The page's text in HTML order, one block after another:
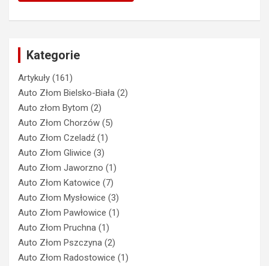
Kategorie
Artykuły (161)
Auto Złom Bielsko-Biała (2)
Auto złom Bytom (2)
Auto Złom Chorzów (5)
Auto Złom Czeladź (1)
Auto Złom Gliwice (3)
Auto Złom Jaworzno (1)
Auto Złom Katowice (7)
Auto Złom Mysłowice (3)
Auto Złom Pawłowice (1)
Auto Złom Pruchna (1)
Auto Złom Pszczyna (2)
Auto Złom Radostowice (1)